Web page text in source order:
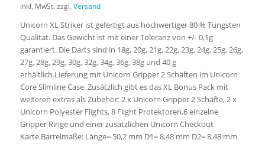
inkl. MwSt. zzgl. Versand
Unicorn XL Striker ist gefertigt aus hochwertiger 80 % Tungsten
Qualität. Das Gewicht ist mit einer Toleranz von +/- 0,1g
garantiert. Die Darts sind in 18g, 20g, 21g, 22g, 23g, 24g, 25g, 26g,
27g, 28g, 29g, 30g, 32g, 34g, 36g, 38g und 40 g
erhältlich.Lieferung mit Unicorn Gripper 2 Schäften im Unicorn
Core Slimline Case. Zusätzlich gibt es das XL Bonus Pack mit
weiteren extras als Zubehör: 2 x Unicorn Gripper 2 Schäfte, 2 x
Unicorn Polyester Flights, 8 Flight Protektoren,6 einzelne
Gripper Ringe und einer zusätzlichen Unicorn Checkout
Karte.Barrelmaße: Länge= 50,2 mm D1= 8,48 mm D2= 8,48 mm